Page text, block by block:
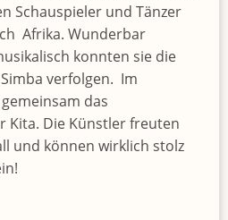
Schauspieler und Tänzer
Afrika. Wunderbar
konnten sie die
verfolgen. Im
das
Kita. Die Künstler freuten
und können wirklich stolz